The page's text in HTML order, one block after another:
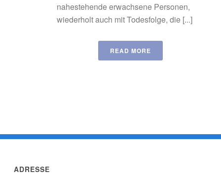
nahestehende erwachsene Personen,
wiederholt auch mit Todesfolge, die [...]
READ MORE
ADRESSE